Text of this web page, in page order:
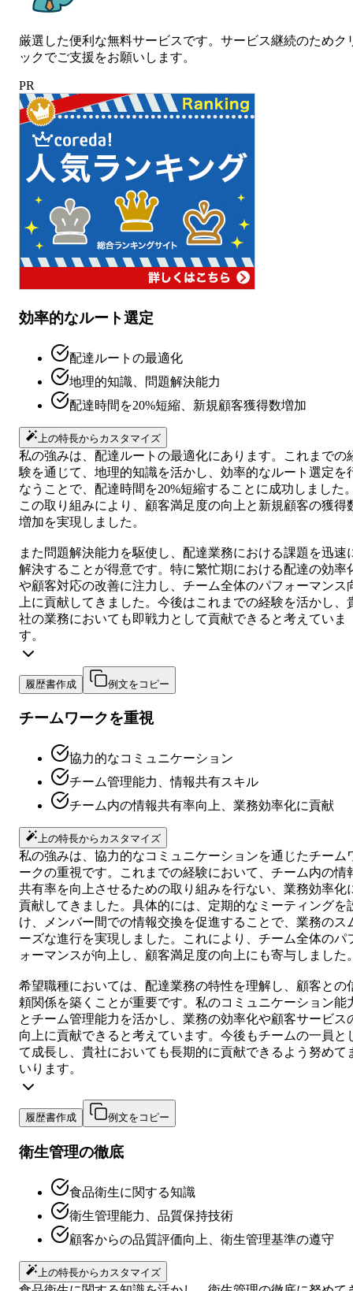
厳選した便利な無料サービスです。サービス継続のためク
ックでご支援をお願いします。
PR
効率的なルート選定
配達ルートの最適化
地理的知識、問題解決能力
配達時間を20%短縮、新規顧客獲得数増加
上の特長からカスタマイズ
私の強みは、配達ルートの最適化にあります。これまでの
験を通じて、地理的知識を活かし、効率的なルート選定を
なうことで、配達時間を20%短縮することに成功しました
この取り組みにより、顧客満足度の向上と新規顧客の獲得
増加を実現しました。
また問題解決能力を駆使し、配達業務における課題を迅速
解決することが得意です。特に繁忙期における配達の効率
や顧客対応の改善に注力し、チーム全体のパフォーマンス
上に貢献してきました。今後はこれまでの経験を活かし、
社の業務においても即戦力として貢献できると考えていま
す。
履歴書作成 例文をコピー
チームワークを重視
協力的なコミュニケーション
チーム管理能力、情報共有スキル
チーム内の情報共有率向上、業務効率化に貢献
上の特長からカスタマイズ
私の強みは、協力的なコミュニケーションを通じたチーム
ークの重視です。これまでの経験において、チーム内の情
共有率を向上させるための取り組みを行ない、業務効率化
貢献してきました。具体的には、定期的なミーティングを
け、メンバー間での情報交換を促進することで、業務のス
ーズな進行を実現しました。これにより、チーム全体のパ
ォーマンスが向上し、顧客満足度の向上にも寄与しました
希望職種においては、配達業務の特性を理解し、顧客との
頼関係を築くことが重要です。私のコミュニケーション能
とチーム管理能力を活かし、業務の効率化や顧客サービス
向上に貢献できると考えています。今後もチームの一員と
て成長し、貴社においても長期的に貢献できるよう努めて
いります。
履歴書作成 例文をコピー
衛生管理の徹底
食品衛生に関する知識
衛生管理能力、品質保持技術
顧客からの品質評価向上、衛生管理基準の遵守
上の特長からカスタマイズ